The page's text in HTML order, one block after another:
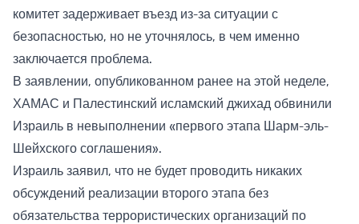
комитет задерживает въезд из-за ситуации с
безопасностью, но не уточнялось, в чем именно
заключается проблема.
В заявлении, опубликованном ранее на этой неделе,
ХАМАС и Палестинский исламский джихад обвинили
Израиль в невыполнении «первого этапа Шарм-эль-
Шейхского соглашения».
Израиль заявил, что не будет проводить никаких
обсуждений реализации второго этапа без
обязательства террористических организаций по